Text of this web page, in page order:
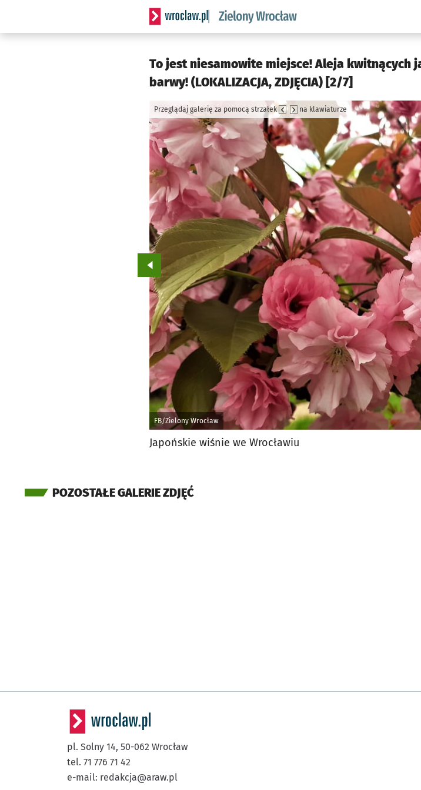
Serwis informacyjny wroclaw.pl podserwis: Środowisko we
To jest niesamowite miejsce! Aleja kwitnących
barwy! (LOKALIZACJA, ZDJĘCIA) [2/7]
FB/Zielony Wrocław
Przeglądaj galerię za pomocą strzałek na klawiaturze
Przejdź do poprzedniego zdjęcia.
Japońskie wiśnie we Wrocławiu
POZOSTAŁE GALERIE ZDJĘĆ
pl. Solny 14, 50-062 Wrocław
tel. 71 776 71 42
e-mail: redakcja@araw.pl